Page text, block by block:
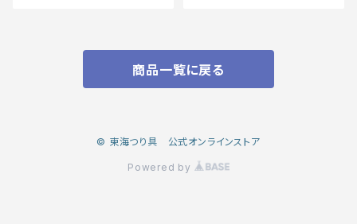
商品一覧に戻る
© 東海つり具 公式オンラインストア
Powered by